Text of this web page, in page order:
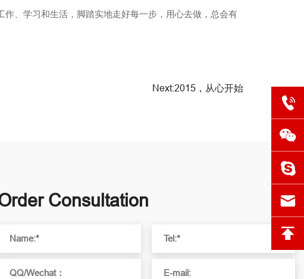
、学习和生活，脚踏实地走好每一步，用心去做，总会有
Next:2015，从心开始
Consultation